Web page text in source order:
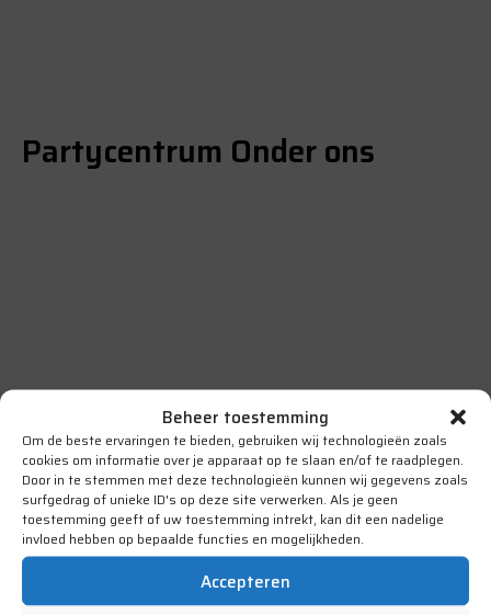
Beheer toestemming
Om de beste ervaringen te bieden, gebruiken wij technologieën zoals
cookies om informatie over je apparaat op te slaan en/of te raadplegen.
Door in te stemmen met deze technologieën kunnen wij gegevens zoals
surfgedrag of unieke ID's op deze site verwerken. Als je geen
toestemming geeft of uw toestemming intrekt, kan dit een nadelige
invloed hebben op bepaalde functies en mogelijkheden.
Accepteren
Partycentrum Onder ons